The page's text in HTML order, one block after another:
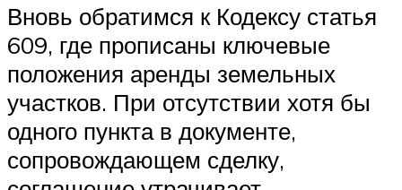
Вновь обратимся к Кодексу статья
609, где прописаны ключевые
положения аренды земельных
участков. При отсутствии хотя бы
одного пункта в документе,
сопровождающем сделку,